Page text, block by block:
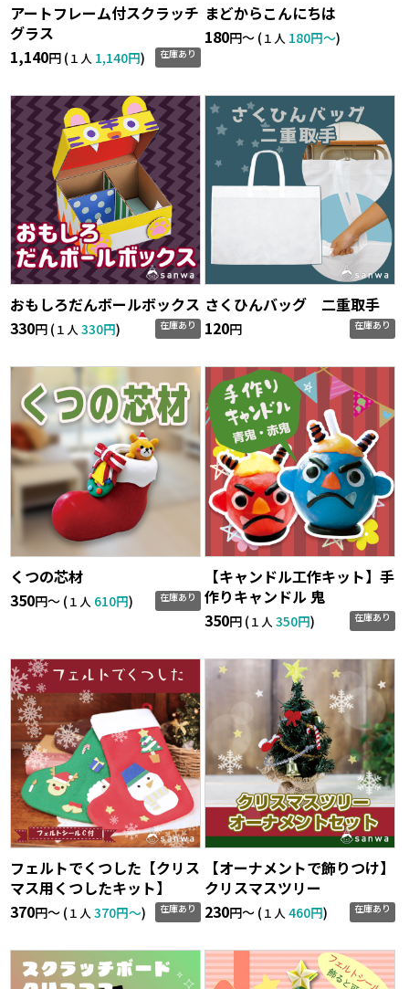
アートフレーム付スクラッチ
グラス
1,140円 (１人 1,140円) 在庫あり
まどからこんにちは
180円〜 (１人 180円〜)
おもしろだんボールボックス
330円 (１人330円) 在庫あり
さくひんバッグ 二重取手
120円 在庫あり
くつの芯材
350円〜 (１人 610円) 在庫あり
【キャンドル工作キット】手
作りキャンドル 鬼
350円 (１人350円) 在庫あり
フェルトでくつした【クリス
マス用くつしたキット】
370円〜 (１人370円〜) 在庫あり
【オーナメントで飾りつけ】
クリスマスツリー
230円〜 (１人460円) 在庫あり